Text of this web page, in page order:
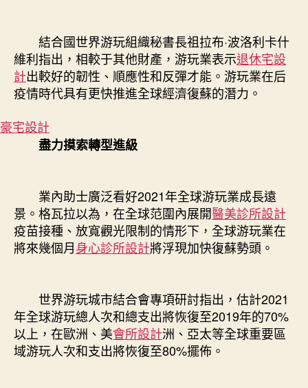
結合國世界游玩組織秘書長祖拉布·波洛利卡什
維利指出，相較于其他財產，游玩業表示退休宅設
計出較好的韌性、順應性和反彈才能。游玩業在后
疫情時代具有更快推進全球經濟復蘇的潛力。
豪宅設計
盡力摸索轉型進級
業內助士廣泛看好2021年全球游玩業成長遠
景。格瓦拉以為，在全球范圍內展開醫美診所設計
疫苗接種、放寬觀光限制的情形下，全球游玩業在
將來幾個月身心診所設計將浮現加快復蘇勢頭。
世界游玩城市結合會專項研討指出，估計2021
年全球游玩總人次和總支出將恢復至2019年的70%
以上，在歐洲、美會所設計洲、亞太等全球重要區
域游玩人次和支出將恢復至80%擺佈。